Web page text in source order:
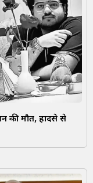
की मौत, हादसे से